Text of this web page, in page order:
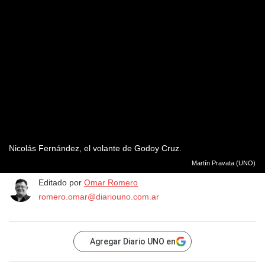
Nicolás Fernández, el volante de Godoy Cruz.
Martín Pravata (UNO)
Editado por Omar Romero
romero.omar@diariouno.com.ar
Agregar Diario UNO en